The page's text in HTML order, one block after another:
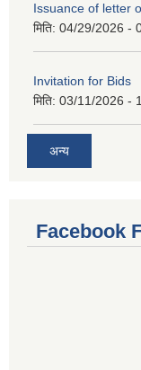
Issuance of letter
मिति: 04/29/2026 -
Invitation for Bids
मिति: 03/11/2026 -
अन्य
Facebook